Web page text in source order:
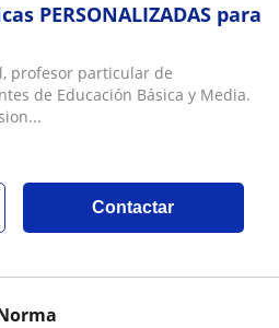
PERSONALIZADAS para
profesor particular de
de Educación Básica y Media.
Contactar